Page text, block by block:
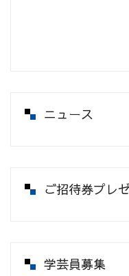
ニュース
ご招待券プレ
学芸員募集